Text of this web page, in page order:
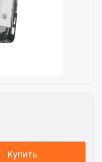
Купить